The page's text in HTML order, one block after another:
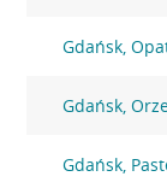
Gdańsk,
Gdańsk,
Gdańsk,